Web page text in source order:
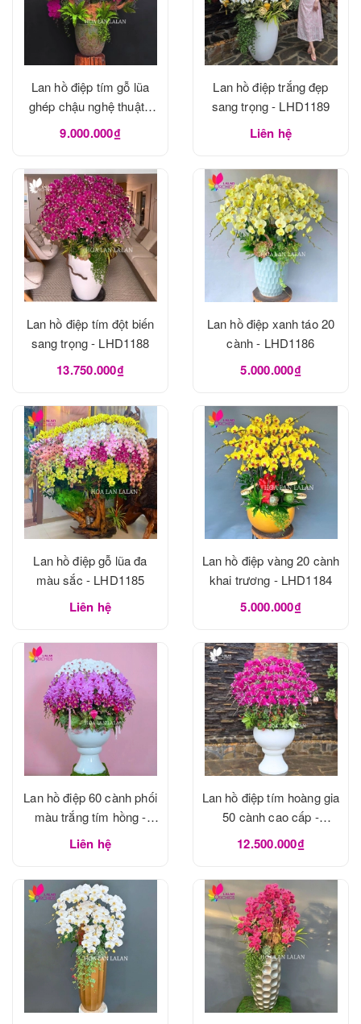
Lan hồ điệp tím gỗ lũa
ghép chậu nghệ thuật -
LHD1190
9.000.000₫
Lan hồ điệp trắng đẹp
sang trọng - LHD1189
Liên hệ
Lan hồ điệp tím đột biến
sang trọng - LHD1188
13.750.000₫
Lan hồ điệp xanh táo 20
cành - LHD1186
5.000.000₫
Lan hồ điệp gỗ lũa đa
màu sắc - LHD1185
Liên hệ
Lan hồ điệp vàng 20 cành
khai trương - LHD1184
5.000.000₫
Lan hồ điệp 60 cành phối
màu trắng tím hồng -
LHD1183
Liên hệ
Lan hồ điệp tím hoàng gia
50 cành cao cấp -
LHD1182
12.500.000₫